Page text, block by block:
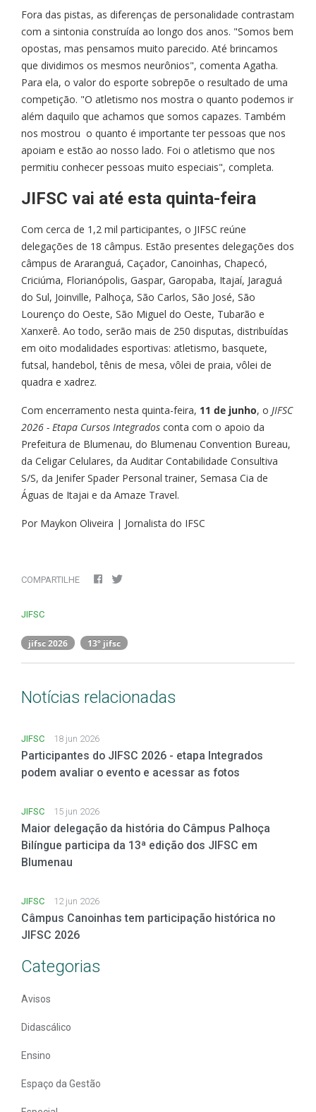
Fora das pistas, as diferenças de personalidade contrastam
com a sintonia construída ao longo dos anos. "Somos bem
opostas, mas pensamos muito parecido. Até brincamos
que dividimos os mesmos neurônios", comenta Agatha.
Para ela, o valor do esporte sobrepõe o resultado de uma
competição. "O atletismo nos mostra o quanto podemos ir
além daquilo que achamos que somos capazes. Também
nos mostrou o quanto é importante ter pessoas que nos
apoiam e estão ao nosso lado. Foi o atletismo que nos
permitiu conhecer pessoas muito especiais", completa.
JIFSC vai até esta quinta-feira
Com cerca de 1,2 mil participantes, o JIFSC reúne
delegações de 18 câmpus. Estão presentes delegações dos
câmpus de Araranguá, Caçador, Canoinhas, Chapecó,
Criciúma, Florianópolis, Gaspar, Garopaba, Itajaí, Jaraguá
do Sul, Joinville, Palhoça, São Carlos, São José, São
Lourenço do Oeste, São Miguel do Oeste, Tubarão e
Xanxerê. Ao todo, serão mais de 250 disputas, distribuídas
em oito modalidades esportivas: atletismo, basquete,
futsal, handebol, tênis de mesa, vôlei de praia, vôlei de
quadra e xadrez.
Com encerramento nesta quinta-feira, 11 de junho, o JIFSC
2026 - Etapa Cursos Integrados conta com o apoio da
Prefeitura de Blumenau, do Blumenau Convention Bureau,
da Celigar Celulares, da Auditar Contabilidade Consultiva
S/S, da Jenifer Spader Personal trainer, Semasa Cia de
Águas de Itajai e da Amaze Travel.
Por Maykon Oliveira | Jornalista do IFSC
COMPARTILHE
JIFSC
jifsc 2026 13º jifsc
Notícias relacionadas
JIFSC 18 jun 2026
Participantes do JIFSC 2026 - etapa Integrados
podem avaliar o evento e acessar as fotos
JIFSC 15 jun 2026
Maior delegação da história do Câmpus Palhoça
Bilíngue participa da 13ª edição dos JIFSC em
Blumenau
JIFSC 12 jun 2026
Câmpus Canoinhas tem participação histórica no
JIFSC 2026
Categorias
Avisos
Didascálico
Ensino
Espaço da Gestão